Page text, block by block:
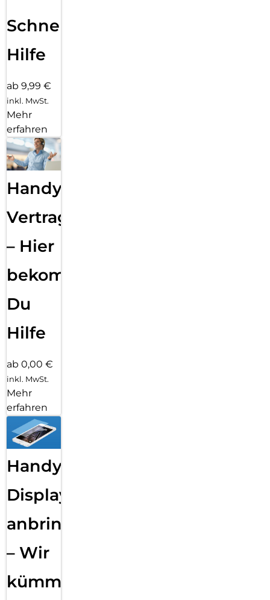
Schnelle
Hilfe
ab 9,99 €
inkl. MwSt.
Mehr
erfahren
Handy
Vertragsabwicklung
– Hier
bekommst
Du
Hilfe
ab 0,00 €
inkl. MwSt.
Mehr
erfahren
Handy
Displayfolie
anbringen
– Wir
kümmern